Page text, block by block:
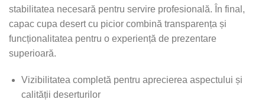
stabilitatea necesară pentru servire profesională. În final,
capac cupa desert cu picior combină transparența și
funcționalitatea pentru o experiență de prezentare
superioară.
Vizibilitatea completă pentru aprecierea aspectului și
calității deserturilor